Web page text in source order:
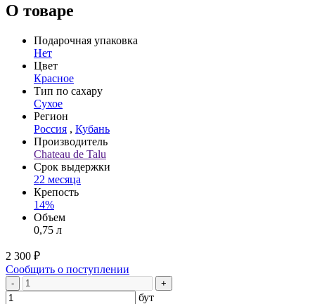
О товаре
Подарочная упаковка
Нет
Цвет
Красное
Тип по сахару
Сухое
Регион
Россия , Кубань
Производитель
Chateau de Talu
Срок выдержки
22 месяца
Крепость
14%
Объем
0,75 л
2 300 ₽
Сообщить о поступлении
- +
бут